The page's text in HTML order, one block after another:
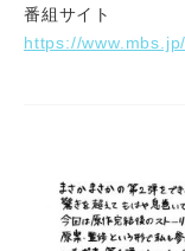
番組サイト
https://